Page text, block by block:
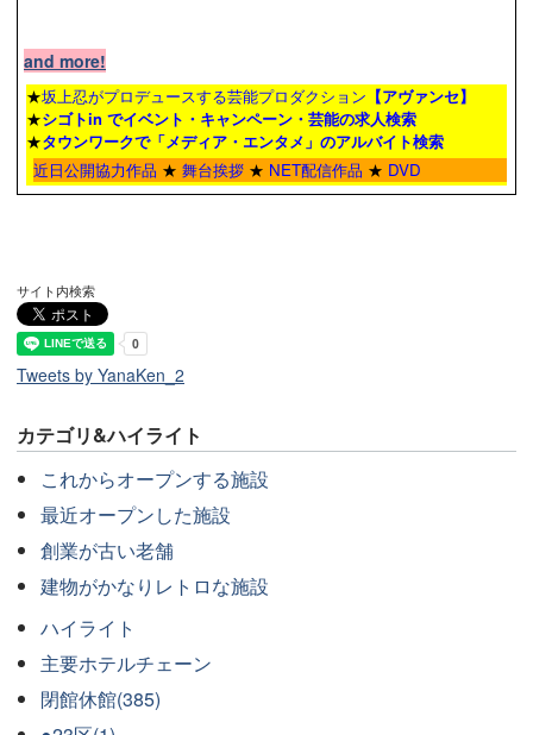
and more!
★坂上忍がプロデュースする芸能プロダクション 【アヴァンセ】
★シゴトin でイベント・キャンペーン・芸能の求人検索
★タウンワークで「メディア・エンタメ」のアルバイト検索
近日公開協力作品 ★ 舞台挨拶 ★ NET配信作品 ★ DVD
サイト内検索
Tweets by YanaKen_2
カテゴリ&ハイライト
これからオープンする施設
最近オープンした施設
創業が古い老舗
建物がかなりレトロな施設
ハイライト
主要ホテルチェーン
閉館休館(385)